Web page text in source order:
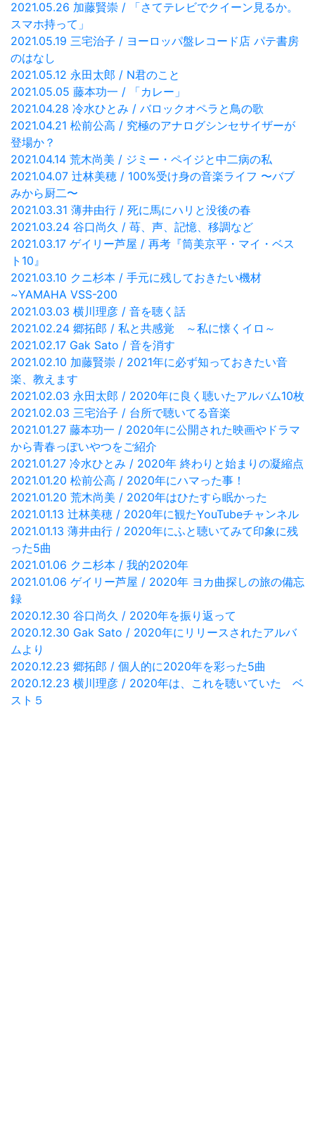
2021.05.26 加藤賢崇 / 「さてテレビでクイーン見るか。
スマホ持って」
2021.05.19 三宅治子 / ヨーロッパ盤レコード店 パテ書房
のはなし
2021.05.12 永田太郎 / N君のこと
2021.05.05 藤本功一 / 「カレー」
2021.04.28 冷水ひとみ / バロックオペラと鳥の歌
2021.04.21 松前公高 / 究極のアナログシンセサイザーが
登場か？
2021.04.14 荒木尚美 / ジミー・ペイジと中二病の私
2021.04.07 辻林美穂 / 100%受け身の音楽ライフ 〜バブ
みから厨二〜
2021.03.31 薄井由行 / 死に馬にハリと没後の春
2021.03.24 谷口尚久 / 苺、声、記憶、移調など
2021.03.17 ゲイリー芦屋 / 再考『筒美京平・マイ・ベス
ト10』
2021.03.10 クニ杉本 / 手元に残しておきたい機材
~YAMAHA VSS-200
2021.03.03 横川理彦 / 音を聴く話
2021.02.24 郷拓郎 / 私と共感覚 ～私に懐くイロ～
2021.02.17 Gak Sato / 音を消す
2021.02.10 加藤賢崇 / 2021年に必ず知っておきたい音
楽、教えます
2021.02.03 永田太郎 / 2020年に良く聴いたアルバム10枚
2021.02.03 三宅治子 / 台所で聴いてる音楽
2021.01.27 藤本功一 / 2020年に公開された映画やドラマ
から青春っぽいやつをご紹介
2021.01.27 冷水ひとみ / 2020年 終わりと始まりの凝縮点
2021.01.20 松前公高 / 2020年にハマった事！
2021.01.20 荒木尚美 / 2020年はひたすら眠かった
2021.01.13 辻林美穂 / 2020年に観たYouTubeチャンネル
2021.01.13 薄井由行 / 2020年にふと聴いてみて印象に残
った5曲
2021.01.06 クニ杉本 / 我的2020年
2021.01.06 ゲイリー芦屋 / 2020年 ヨカ曲探しの旅の備忘
録
2020.12.30 谷口尚久 / 2020年を振り返って
2020.12.30 Gak Sato / 2020年にリリースされたアルバ
ムより
2020.12.23 郷拓郎 / 個人的に2020年を彩った5曲
2020.12.23 横川理彦 / 2020年は、これを聴いていた ベ
スト５